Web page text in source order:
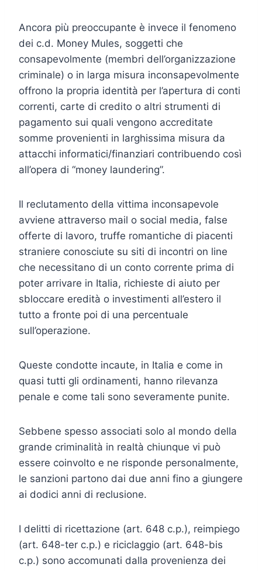
Ancora più preoccupante è invece il fenomeno
dei c.d. Money Mules, soggetti che
consapevolmente (membri dell’organizzazione
criminale) o in larga misura inconsapevolmente
offrono la propria identità per l’apertura di conti
correnti, carte di credito o altri strumenti di
pagamento sui quali vengono accreditate
somme provenienti in larghissima misura da
attacchi informatici/finanziari contribuendo così
all’opera di “money laundering”.
Il reclutamento della vittima inconsapevole
avviene attraverso mail o social media, false
offerte di lavoro, truffe romantiche di piacenti
straniere conosciute su siti di incontri on line
che necessitano di un conto corrente prima di
poter arrivare in Italia, richieste di aiuto per
sbloccare eredità o investimenti all’estero il
tutto a fronte poi di una percentuale
sull’operazione.
Queste condotte incaute, in Italia e come in
quasi tutti gli ordinamenti, hanno rilevanza
penale e come tali sono severamente punite.
Sebbene spesso associati solo al mondo della
grande criminalità in realtà chiunque vi può
essere coinvolto e ne risponde personalmente,
le sanzioni partono dai due anni fino a giungere
ai dodici anni di reclusione.
I delitti di ricettazione (art. 648 c.p.), reimpiego
(art. 648-ter c.p.) e riciclaggio (art. 648-bis
c.p.) sono accomunati dalla provenienza dei